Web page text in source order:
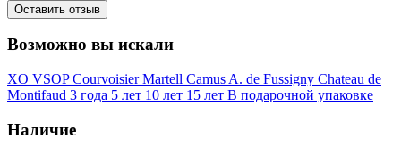
Оставить отзыв
Возможно вы искали
XO VSOPCourvoisierMartell Camus A. de Fussigny Chateau de
Montifaud 3 года 5 лет 10 лет 15 лет В подарочной упаковке
Наличие